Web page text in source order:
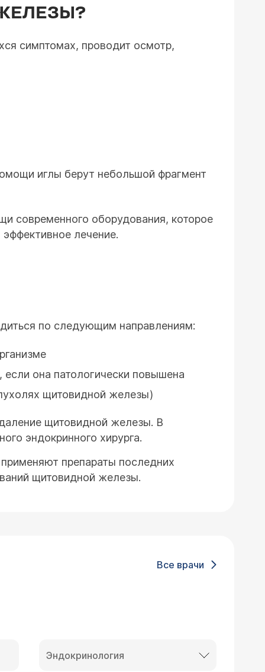
симптомах, проводит осмотр,
иглы берут небольшой фрагмент
современного оборудования, которое
лечение.
по следующим направлениям:
она патологически повышена
щитовидной железы)
щитовидной железы. В
эндокринного хирурга.
препараты последних
щитовидной железы.
Все врачи
Эндокринология